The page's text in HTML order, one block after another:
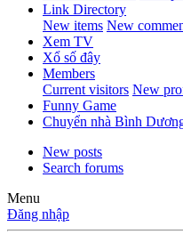
Link Directory
New items New
Xem TV
Xổ số đây
Members
Current visitors New
Funny Game
Chuyển nhà Bình
New posts
Search forums
Menu
Đăng nhập